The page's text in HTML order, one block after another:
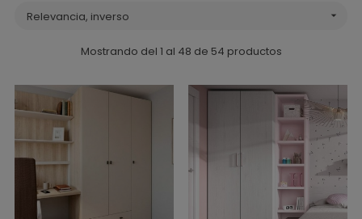
Relevancia, inverso

Mostrando del 1 al 48 de 54 productos